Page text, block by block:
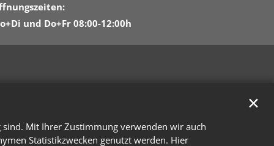
Mit Ihrer Zustimmung verwenden wir auch
Statistikzwecken genutzt werden. Hier
✕
und Do+Fr 08:00-12:00h